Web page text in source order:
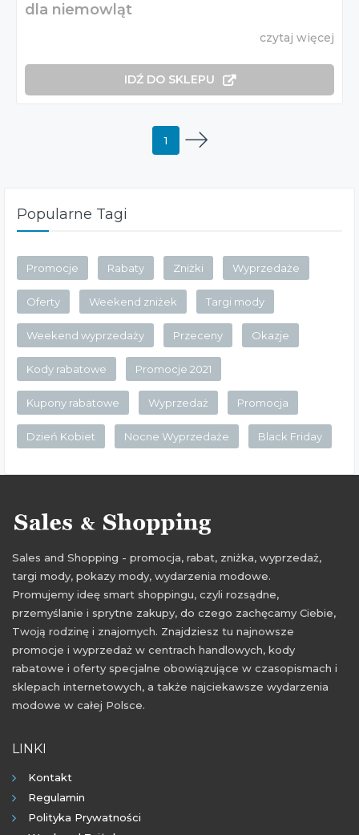
dla niemowląt
czytaj więcej
IDŹ DO SKLEPU
1
Popularne Tagi
Promocje Rabaty Zniżki Wyprzedaże
Oferty Weekend zniżek Targi mody
Weekend wyprzedaży Przeceny Okazje
Kody rabatowe Promocje 2021
Kupony rabatowe Wyprzedaż Promocja
Dzień Kobiet Nocne Wyprzedaże Black Friday
Sales and Shopping - promocja, rabat, zniżka, wyprzedaż,
targi mody, pokazy mody, wydarzenia modowe.
Promujemy ideę smart shoppingu, czyli rozsądne,
przemyślanie i sprytne zakupy, do czego zachęcamy Ciebie,
Twoją rodzinę i znajomych. Znajdziesz tu najnowsze
promocje i wyprzedaż w centrach handlowych, kody
rabatowe i oferty specjalne obowiązujące w czasopismach i
sklepach internetowych, a także najciekawsze wydarzenia
modowe w całej Polsce.
LINKI
Kontakt
Regulamin
Polityka Prywatności